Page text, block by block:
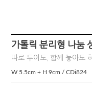
가톨릭 분리형 나눔
따로 두어도, 함께 놓아도
W 5.5cm + H 9cm / CDi824